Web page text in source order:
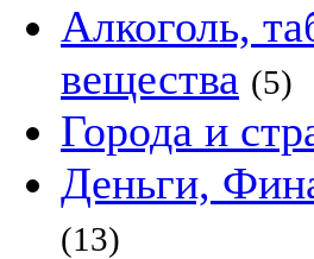
Алкоголь,
вещества (5)
Города и
Деньги,
(13)